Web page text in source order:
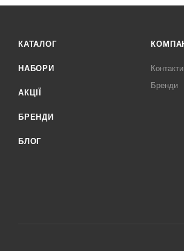
КАТАЛОГ
НАБОРИ
АКЦІЇ
БРЕНДИ
БЛОГ
Контакти
Бренди